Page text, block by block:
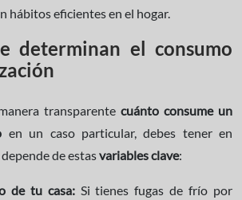
hábitos eficientes en el hogar.
determinan el consumo
transparente cuánto consume un
en un caso particular, debes tener en
de estasvariables clave:
de tu casa:Si tienes fugas de frío por